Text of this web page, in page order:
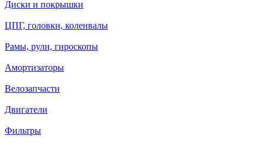
Диски и покрышки
ЦПГ, головки, коленвалы
Рамы, рули, гироскопы
Амортизаторы
Велозапчасти
Двигатели
Фильтры